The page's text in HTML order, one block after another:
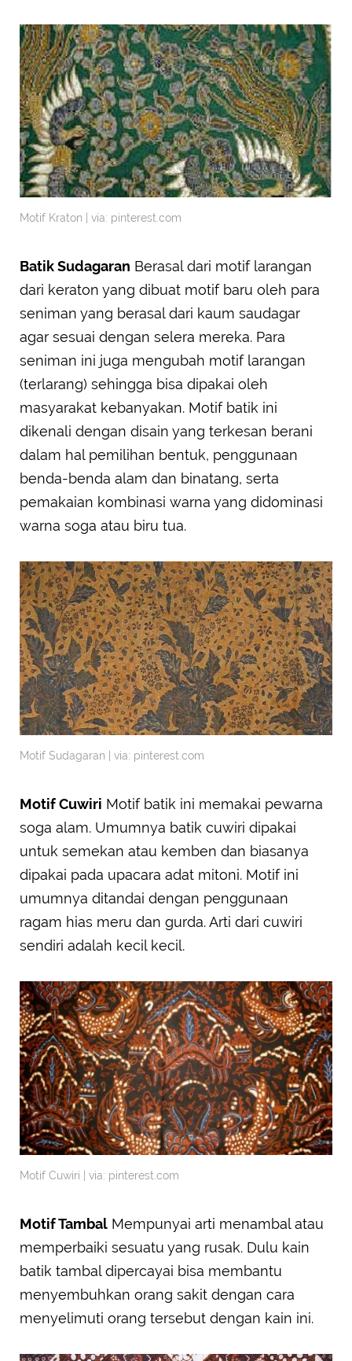
Motif Kraton | via: pinterest.com
Batik Sudagaran Berasal dari motif larangan
dari keraton yang dibuat motif baru oleh para
seniman yang berasal dari kaum saudagar
agar sesuai dengan selera mereka. Para
seniman ini juga mengubah motif larangan
(terlarang) sehingga bisa dipakai oleh
masyarakat kebanyakan. Motif batik ini
dikenali dengan disain yang terkesan berani
dalam hal pemilihan bentuk, penggunaan
benda-benda alam dan binatang, serta
pemakaian kombinasi warna yang didominasi
warna soga atau biru tua.
Motif Sudagaran | via: pinterest.com
Motif Cuwiri Motif batik ini memakai pewarna
soga alam. Umumnya batik cuwiri dipakai
untuk semekan atau kemben dan biasanya
dipakai pada upacara adat mitoni. Motif ini
umumnya ditandai dengan penggunaan
ragam hias meru dan gurda. Arti dari cuwiri
sendiri adalah kecil kecil.
Motif Cuwiri | via: pinterest.com
Motif Tambal Mempunyai arti menambal atau
memperbaiki sesuatu yang rusak. Dulu kain
batik tambal dipercayai bisa membantu
menyembuhkan orang sakit dengan cara
menyelimuti orang tersebut dengan kain ini.